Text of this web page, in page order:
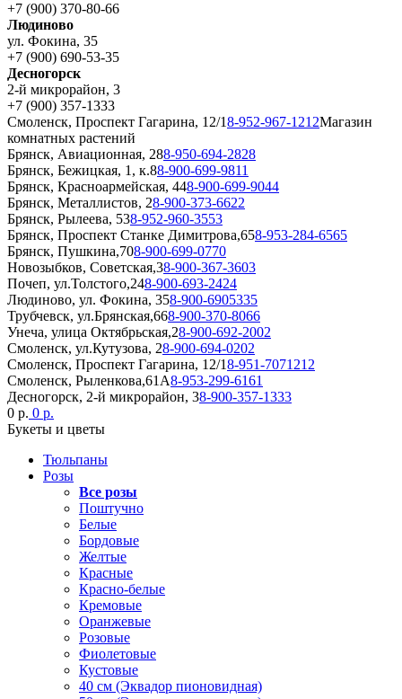
+7 (900) 370-80-66
Людиново
ул. Фокина, 35
+7 (900) 690-53-35
Десногорск
2-й микрорайон, 3
+7 (900) 357-1333
Смоленск, Проспект Гагарина, 12/18-952-967-1212Магазин
комнатных растений
Брянск, Авиационная, 288-950-694-2828
Брянск, Бежицкая, 1, к.88-900-699-9811
Брянск, Красноармейская, 448-900-699-9044
Брянск, Металлистов, 28-900-373-6622
Брянск, Рылеева, 538-952-960-3553
Брянск, Проспект Станке Димитрова,658-953-284-6565
Брянск, Пушкина,708-900-699-0770
Новозыбков, Советская,38-900-367-3603
Почеп, ул.Толстого,248-900-693-2424
Людиново, ул. Фокина, 358-900-6905335
Трубчевск, ул.Брянская,668-900-370-8066
Унеча, улица Октябрьская,28-900-692-2002
Смоленск, ул.Кутузова, 28-900-694-0202
Смоленск, Проспект Гагарина, 12/18-951-7071212
Смоленск, Рыленкова,61А8-953-299-6161
Десногорск, 2-й микрорайон, 38-900-357-1333
0 р. 0 р.
Букеты и цветы
Тюльпаны
Розы
Все розы
Поштучно
Белые
Бордовые
Желтые
Красные
Красно-белые
Кремовые
Оранжевые
Розовые
Фиолетовые
Кустовые
40 см (Эквадор пионовидная)